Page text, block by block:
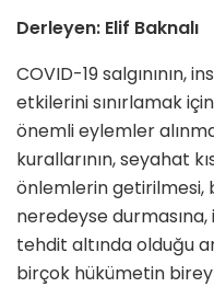
Derleyen: Elif Baknalı
COVID-19 salgınının,
etkilerini sınırlamak
önemli eylemler
kurallarının, seyahat
önlemlerin getirilmesi,
neredeyse durmasına,
tehdit altında olduğu
birçok hükümetin